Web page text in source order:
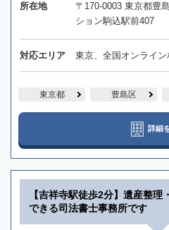
所在地
〒170-0003 東京都豊
ション駒込駅前407
対応エリア 東京、全国オンライン
東京都 豊島区
詳細
【吉祥寺駅徒歩2分】遺産整
できる司法書士事務所です